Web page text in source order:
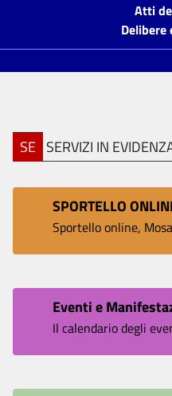
Atti
Delibere
SE SERVIZI IN
SPORTELLO
Sportello online,
Eventi e
Il calendario degli